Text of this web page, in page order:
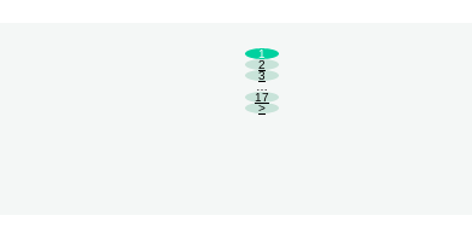
1
2
3
…
17
>